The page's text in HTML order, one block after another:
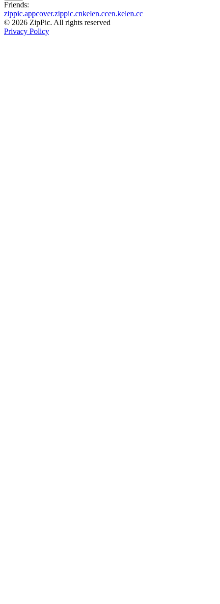
Friends:
zippic.appcover.zippic.cnkelen.ccen.kelen.cc
© 2026 ZipPic. All rights reserved
Privacy Policy